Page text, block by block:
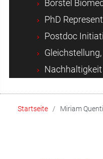
Borstel
PhD
Postdoc
Nachhaltigkeit
Startseite Miriam